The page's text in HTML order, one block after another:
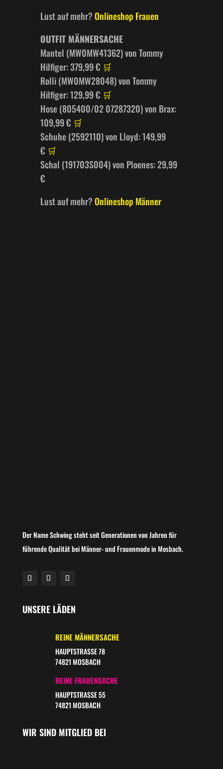
Lust auf mehr?Onlineshop Frauen
OUTFIT MÄNNERSACHE
Mantel (MW0MW41362) von Tommy
Hilfiger: 379,99 € 🛒
Rolli (MW0MW28048) von Tommy
Hilfiger: 129,99 € 🛒
Hose (805400/02 07287320) von Brax:
109,99 € 🛒
Schuhe (2592110) von Lloyd: 149,99
€ 🛒
Schal (191703S004) von Ploenes: 29,99
€
Lust auf mehr?Onlineshop Männer
Der Name Schwing steht seit Generationen von Jahren für
führende Qualität bei Männer- und Frauenmode in Mosbach.
UNSERE LÄDEN
REINE MÄNNERSACHE
HAUPTSTRASSE 78
74821 MOSBACH
REINE FRAUENSACHE
HAUPTSTRASSE 55
74821 MOSBACH
WIR SIND MITGLIED BEI